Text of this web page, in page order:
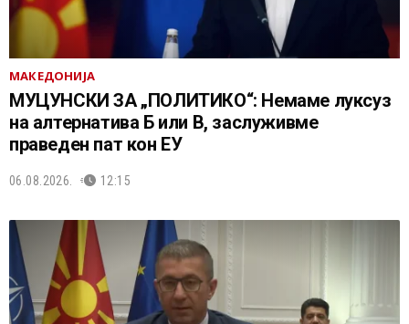
МАКЕДОНИЈА
МУЦУНСКИ ЗА „ПОЛИТИКО“: Немаме луксуз
на алтернатива Б или В, заслуживме
праведен пат кон ЕУ
06.08.2026. 12:15